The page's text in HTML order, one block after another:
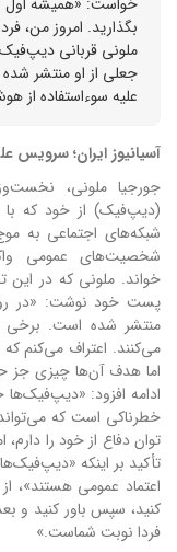
بگذارید. امروز من،
ملونی قربانی
جعلی از او منتشر شده
علیه سوءاستفاده
آسیانیوز ایران؛ سرویس
جورجیا ملونی،
(دیپ‌فیک) از خود که
شبکه‌های اجتماعی به
شخصیت‌های عمومی
خواند. ملونی که در این
پست خود نوشت: «در
منتشر شده است. برخی
می‌کنند. اعتراف می‌کنم که
اما هدف آن‌ها چیزی جز
ادامه افزود: «دیپ‌فیک‌ها
خطرناکی است که
توان دفاع از خود را
تأکید بر اینکه
اعتماد عمومی هستند»،
کنید، سپس باور کنید و
فردا نوبت شماست.»